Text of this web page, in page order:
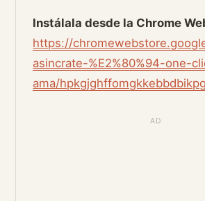
Instálala desde la Chrome
https://
asincrate-%E2%80%94-one-
ama/